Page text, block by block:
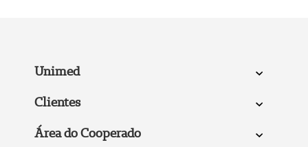
Unimed
Clientes
Área do Cooperado